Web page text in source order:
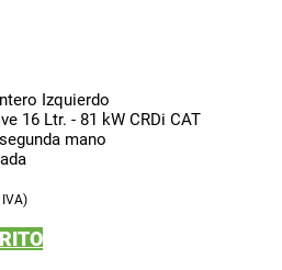
Izquierdo
16 Ltr. - 81 kW CRDi CAT
mano